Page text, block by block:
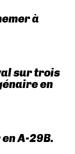
à
sur trois
en
A-29B.